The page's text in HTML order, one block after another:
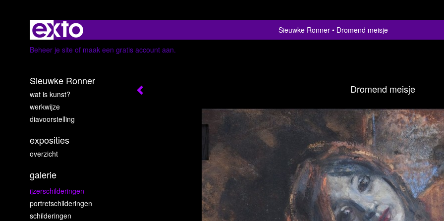
Sieuwke Ronner
Dromend meisje
Beheer je site of maak een gratis account aan.
Dromend meisje
Sieuwke Ronner
wat is kunst?
werkwijze
diavoorstelling
exposities
overzicht
galerie
ijzerschilderingen
portretschilderingen
schilderingen